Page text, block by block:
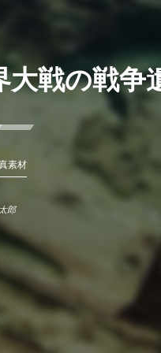
大戦の戦争
素材
郎